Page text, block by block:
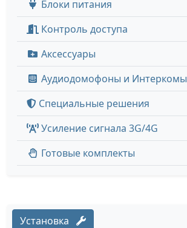
Блоки питания
Контроль доступа
Аксессуары
Аудиодомофоны и Интеркомы
Специальные решения
Усиление сигнала 3G/4G
Готовые комплекты
Установка